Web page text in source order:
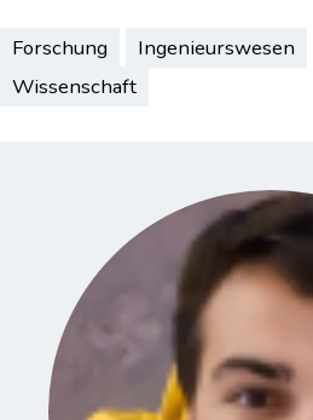
Forschung Ingenieurswesen
Wissenschaft